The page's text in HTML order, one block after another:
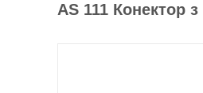
AS 111 Конектор